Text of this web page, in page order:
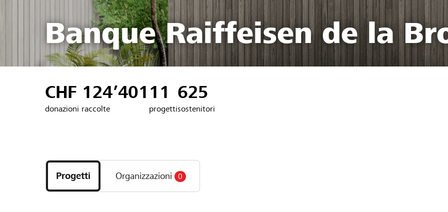
Banque Raiffeisen de la
CHF 124’401
donazioni raccolte
11
progetti
625
sostenitori
i
progetti
e
Progetti Organizzazioni 0